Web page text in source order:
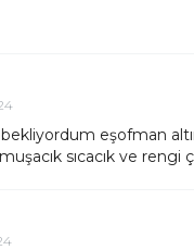
eşofman
sıcacık ve rengi